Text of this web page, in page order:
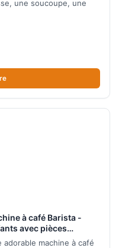
une soucoupe, une
à café Barista -
avec pièces
- 3 Ans +,
adorable machine à café